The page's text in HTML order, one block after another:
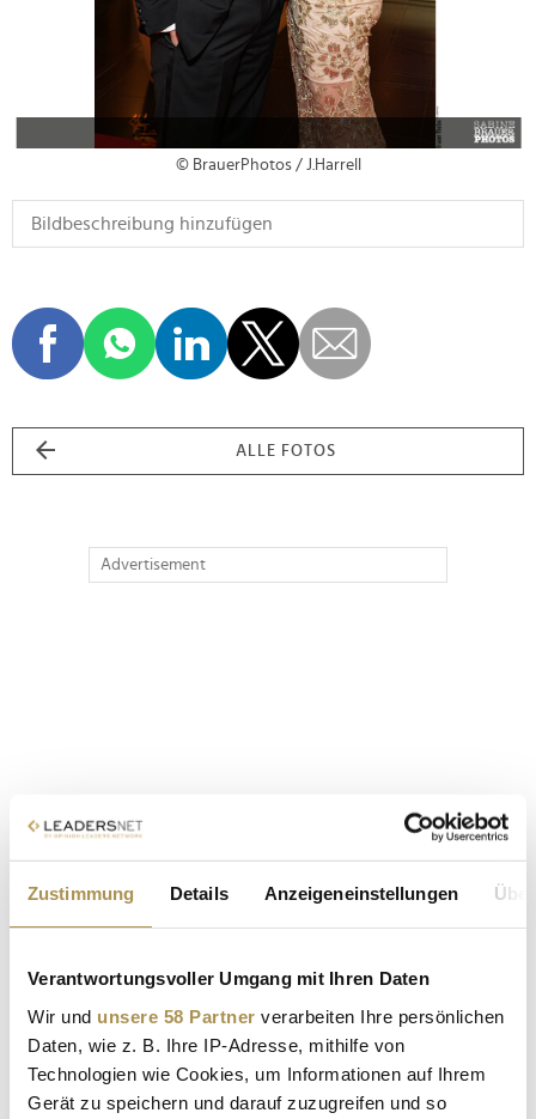
Zustimmung Details Anzeigeneinstellungen
Verantwortungsvoller Umgang mit Ihren Daten
Wir und unsere 58 Partner verarbeiten Ihre persönlichen
Daten, wie z. B. Ihre IP-Adresse, mithilfe von
Technologien wie Cookies, um Informationen auf Ihrem
Gerät zu speichern und darauf zuzugreifen und so
© BrauerPhotos / J.Harrell
ALLE FOTOS
Advertisement